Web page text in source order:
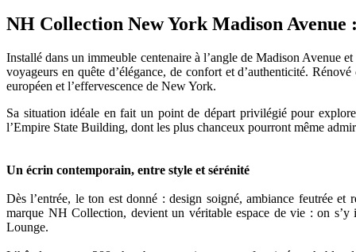
NH Collection New York Madison
Installé dans un immeuble centenaire à l’angle de Madison Avenue
voyageurs en quête d’élégance, de confort et d’authenticité.
européen et l’effervescence de New York.
Sa situation idéale en fait un point de départ privilégié pour
l’Empire State Building, dont les plus chanceux pourront même
Un écrin contemporain, entre style et sérénité
Dès l’entrée, le ton est donné : design soigné, ambiance feutrée
marque NH Collection, devient un véritable espace de vie : on
Lounge.